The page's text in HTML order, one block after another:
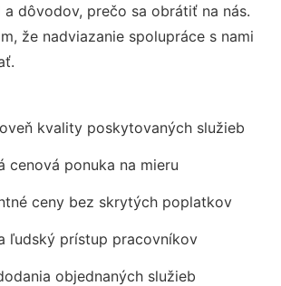
a dôvodov, prečo sa obrátiť na nás.
že nadviazanie spolupráce s nami
kvality poskytovaných služieb
cenová ponuka na mieru
ceny bez skrytých poplatkov
ľudský prístup pracovníkov
objednaných služieb